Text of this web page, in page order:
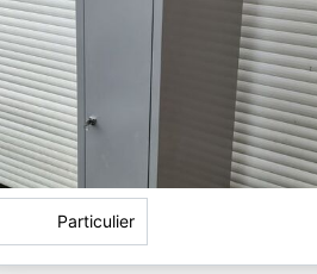
Particulier